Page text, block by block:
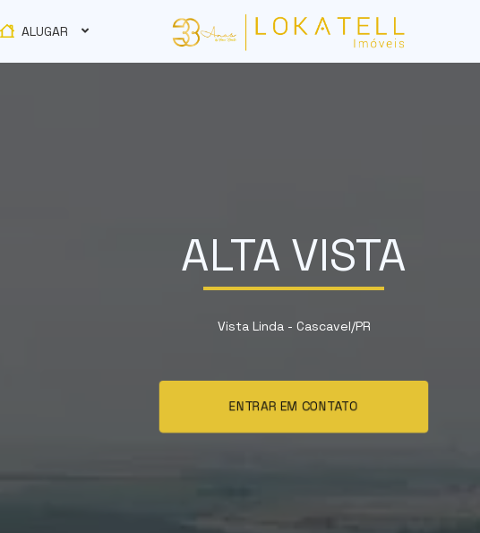
ALUGAR
ALTA VISTA
Vista Linda - Cascavel/PR
ENTRAR EM CONTATO